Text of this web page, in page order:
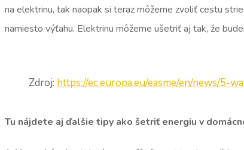
na elektrinu, tak naopak si teraz môžeme zvoliť cestu
namiesto výťahu. Elektrinu môžeme ušetriť aj tak, že
Zdroj: https://ec.europa.eu/easme/en/news/5-
Tu nájdete aj ďalšie tipy ako šetriť energiu v